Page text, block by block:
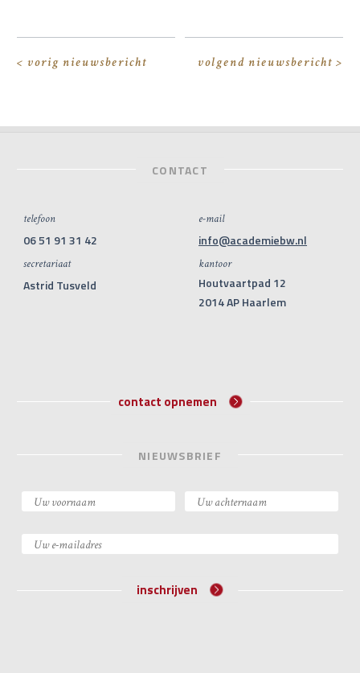
< vorig nieuwsbericht volgend nieuwsbericht >
CONTACT
telefoon
06 51 91 31 42
secretariaat
Astrid Tusveld
e-mail
info@academiebw.nl
kantoor
Houtvaartpad 12
2014 AP Haarlem
contact opnemen
NIEUWSBRIEF
inschrijven